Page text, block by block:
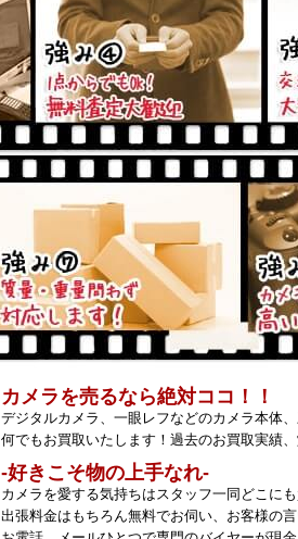
カメラを売るなら絶対ココ！！
デジタルカメラ、一眼レフなどのカメラ本体
何でもお買取いたします！過去のお買取実績
‐好きこそ物の上手なれ‐
カメラを愛する気持ちはスタッフ一同どこにも
出張料金はもちろん無料でお伺い、お客様の言